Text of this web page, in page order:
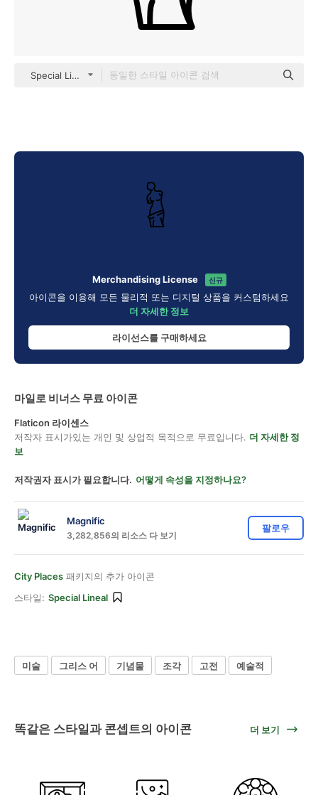
Special Lineal
Merchandising License 신규
아이콘을 이용해 모든 물리적 또는 디지털 상품을 커스텀하세요
더 자세한 정보
라이선스를 구매하세요
마일로 비너스 무료 아이콘
Flaticon 라이센스
저작자 표시가있는 개인 및 상업적 목적으로 무료입니다. 더 자세한 정
보
저작권자 표시가 필요합니다. 어떻게 속성을 지정하나요?
Magnific
3,282,856의 리소스 다 보기
팔로우
City Places 패키지의 추가 아이콘
스타일: Special Lineal
미술 그리스 어 기념물 조각 고전 예술적
똑같은 스타일과 콘셉트의 아이콘 더 보기